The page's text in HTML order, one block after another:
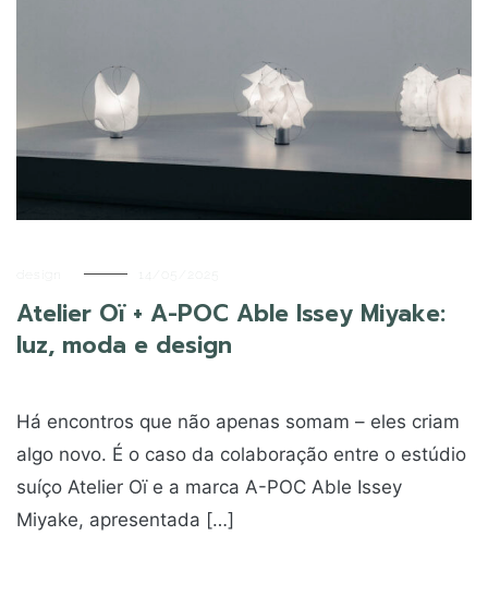
design 14/05/2025
Atelier Oï + A-POC Able Issey Miyake:
luz, moda e design
Há encontros que não apenas somam – eles criam
algo novo. É o caso da colaboração entre o estúdio
suíço Atelier Oï e a marca A-POC Able Issey
Miyake, apresentada […]